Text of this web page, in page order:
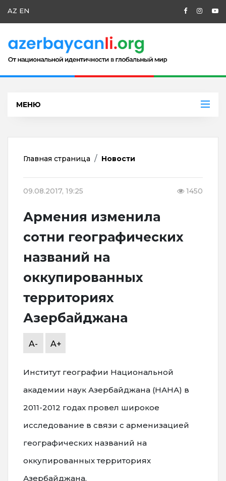
AZ EN
МЕНЮ
Главная страница Новости
09.08.2017, 19:25 1450
Армения изменила
сотни географических
названий на
оккупированных
территориях
Азербайджана
A- A+
Институт географии Национальной
академии наук Азербайджана (НАНА) в
2011-2012 годах провел широкое
исследование в связи с арменизацией
географических названий на
оккупированных территориях
Азербайджана.